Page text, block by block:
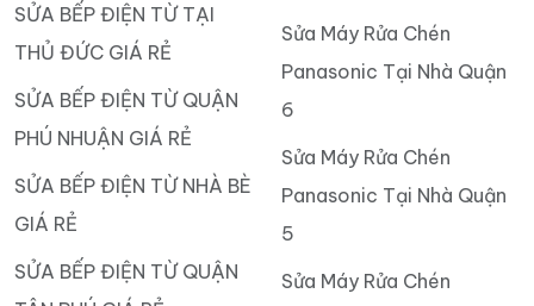
SỬA BẾP ĐIỆN TỪ TẠI
THỦ ĐỨC GIÁ RẺ
SỬA BẾP ĐIỆN TỪ QUẬN
PHÚ NHUẬN GIÁ RẺ
SỬA BẾP ĐIỆN TỪ NHÀ BÈ
GIÁ RẺ
SỬA BẾP ĐIỆN TỪ QUẬN
Sửa Máy Rửa Chén
Panasonic Tại Nhà Quận
6
Sửa Máy Rửa Chén
Panasonic Tại Nhà Quận
5
Sửa Máy Rửa Chén